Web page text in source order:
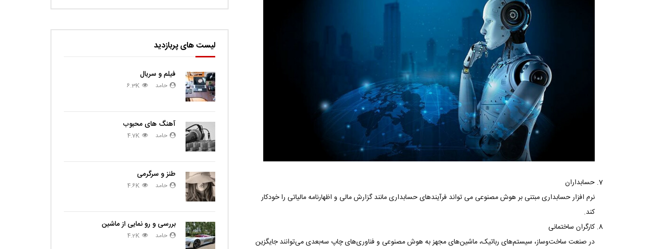
حسابداران
نرم افزار حسابداری مبتنی بر هوش مصنوعی می تواند فرآیندهای حسابداری مانند گزارش مالی و اظهارنامه مالیاتی را خودکار
کند.
کارگران ساختمانی
در صنعت ساخت‌وساز، سیستم‌های رباتیک، ماشین‌های مجهز به هوش مصنوعی و فناوری‌های چاپ سه‌بعدی می‌توانند جایگزین
لیست های پربازدید
فیلم و سریال
حامد 6.3K
آهنگ های محبوب
حامد 4.7K
طنز و سرگرمی
حامد 4.6K
بررسی و رو نمایی از ماشین
حامد 4.2K